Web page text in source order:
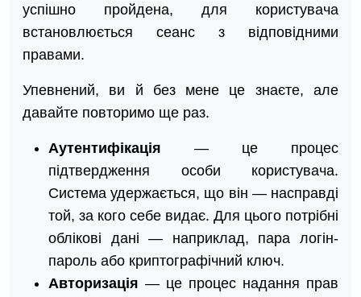
успішно пройдена, для користувача
встановлюється сеанс з відповідними
правами.
Упевнений, ви й без мене це знаєте, але
давайте повторимо ще раз.
Аутентифікація — це процес
підтвердження особи користувача.
Система удержається, що він — насправді
той, за кого себе видає. Для цього потрібні
облікові дані — наприклад, пара логін-
пароль або криптографічний ключ.
Авторизація — це процес надання прав